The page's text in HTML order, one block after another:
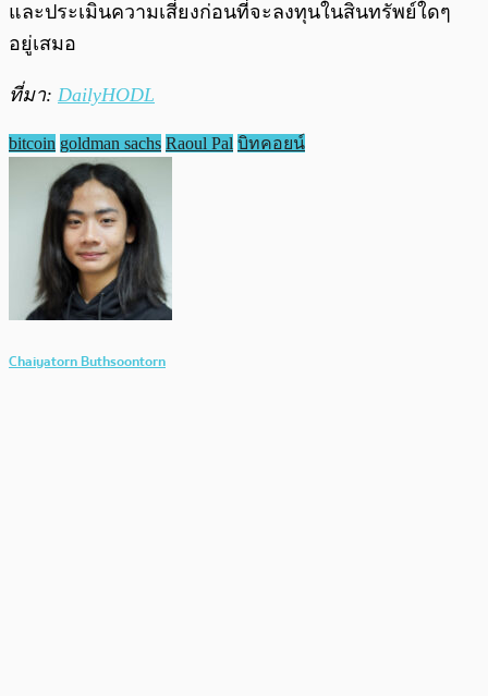
และประเมินความเสี่ยงก่อนที่จะลงทุนในสินทรัพย์ใดๆ
อยู่เสมอ
ที่มา: DailyHODL
bitcoin goldman sachs Raoul Pal บิทคอยน์
Chaiyatorn Buthsoontorn